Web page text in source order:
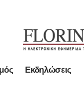
Εκδηλώσεις